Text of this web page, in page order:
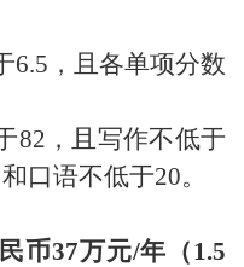
6.5 ，且各单项分数
82 ，且写作不低于
口语不低于20。
币37万元/年（1.5